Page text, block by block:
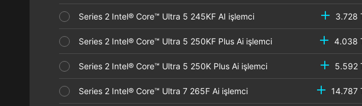
Series 2 Intel® Core™ Ultra 5 245KF AI işlemci 3.728
Series 2 Intel® Core™ Ultra 5 250KF Plus Ai işlemci 4.038
Series 2 Intel® Core™ Ultra 5 250K Plus Ai işlemci 5.592
Series 2 Intel® Core™ Ultra 7 265F Ai işlemci 14.787